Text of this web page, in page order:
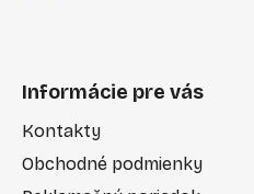
Informácie pre vás
Kontakty
Obchodné podmienky